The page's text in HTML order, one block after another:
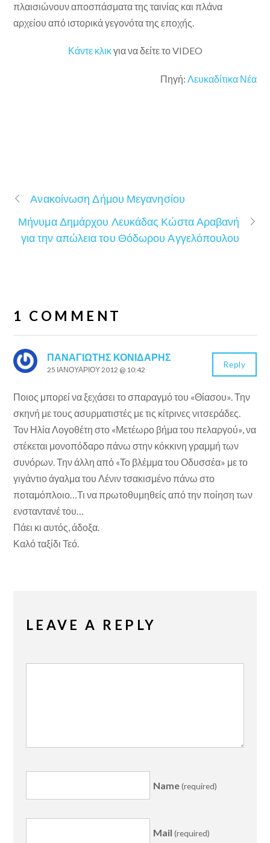
πλαισιώνουν αποσπάσματα της ταινίας και πλάνα
αρχείου από ιστορικά γεγονότα της εποχής.
Κάντε κλικγια να δείτε το VIDEO
Πηγή: Λευκαδίτικα Νέα
Ανακοίνωση Δήμου Μεγανησίου
Μήνυμα Δημάρχου Λευκάδας Κώστα Αραβανή
για την απώλεια του Θόδωρου Αγγελόπουλου
1 COMMENT
ΠΑΝΑΓΙΏΤΗΣ ΚΟΝΙΔΆΡΗΣ
25 ΙΑΝΟΥΑΡΊΟΥ 2012 @ 10:42
Ποιος μπορεί να ξεχάσει το σπαραγμό του «Θίασου». Την
σκηνή με τους ασυρματιστές με τις κίτρινες νιτσεράδες.
Τον Ηλία Λογοθέτη στο «Μετέωρο βήμα του πελαργού», να
στέκεται μονοπόδαρο πάνω στην κόκκινη γραμμή των
συνόρων. Την άλλη από «Το βλέμμα του Οδυσσέα» με το
γιγάντιο άγαλμα του Λένιν τσακισμένο πάνω στο
ποταμόπλοιο…Τι να πρωτοθυμηθείς από την ποίηση των
ενσταντανέ του…
Πάει κι αυτός, άδοξα.
Καλό ταξίδι Τεό.
Reply
LEAVE A REPLY
Name(required)
Mail (required)